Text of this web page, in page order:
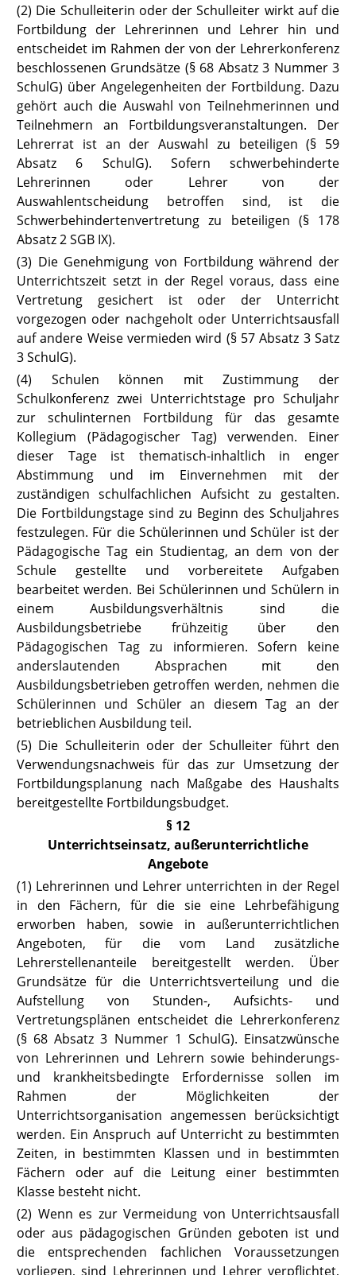
(2) Die Schulleiterin oder der Schulleiter wirkt auf die
Fortbildung der Lehrerinnen und Lehrer hin und
entscheidet im Rahmen der von der Lehrerkonferenz
beschlossenen Grundsätze (§ 68 Absatz 3 Nummer 3
SchulG) über Angelegenheiten der Fortbildung. Dazu
gehört auch die Auswahl von Teilnehmerinnen und
Teilnehmern an Fortbildungsveranstaltungen. Der
Lehrerrat ist an der Auswahl zu beteiligen(§ 59
Absatz 6 SchulG). Sofern schwerbehinderte
Lehrerinnen oder Lehrer von der
Auswahlentscheidung betroffen sind, ist die
Schwerbehindertenvertretung zu beteiligen (§ 178
Absatz 2 SGB IX).
(3) Die Genehmigung von Fortbildung während der
Unterrichtszeit setzt in der Regel voraus, dass eine
Vertretung gesichert ist oder der Unterricht
vorgezogen oder nachgeholt oder Unterrichtsausfall
auf andere Weise vermieden wird (§ 57 Absatz 3 Satz
3 SchulG).
(4) Schulen können mit Zustimmung der
Schulkonferenz zwei Unterrichtstage pro Schuljahr
zur schulinternen Fortbildung für das gesamte
Kollegium (Pädagogischer Tag) verwenden. Einer
dieser Tage ist thematisch-inhaltlich in enger
Abstimmung und im Einvernehmen mit der
zuständigen schulfachlichen Aufsicht zu gestalten.
Die Fortbildungstage sind zu Beginn des Schuljahres
festzulegen. Für die Schülerinnen und Schüler ist der
Pädagogische Tag ein Studientag, an dem von der
Schule gestellte und vorbereitete Aufgaben
bearbeitet werden. Bei Schülerinnen und Schülern in
einem Ausbildungsverhältnis sind die
Ausbildungsbetriebe frühzeitig über den
Pädagogischen Tag zu informieren. Sofern keine
anderslautenden Absprachen mit den
Ausbildungsbetrieben getroffen werden, nehmen die
Schülerinnen und Schüler an diesem Tag an der
betrieblichen Ausbildung teil.
(5) Die Schulleiterin oder der Schulleiter führt den
Verwendungsnachweis für das zur Umsetzung der
Fortbildungsplanung nach Maßgabe des Haushalts
bereitgestellte Fortbildungsbudget.
§ 12
Unterrichtseinsatz, außerunterrichtliche
Angebote
(1) Lehrerinnen und Lehrer unterrichten in der Regel
in den Fächern, für die sie eine Lehrbefähigung
erworben haben, sowie in außerunterrichtlichen
Angeboten, für die vom Land zusätzliche
Lehrerstellenanteile bereitgestellt werden. Über
Grundsätze für die Unterrichtsverteilung und die
Aufstellung von Stunden-, Aufsichts- und
Vertretungsplänen entscheidet die Lehrerkonferenz
(§ 68 Absatz 3 Nummer 1 SchulG). Einsatzwünsche
von Lehrerinnen und Lehrern sowie behinderungs-
und krankheitsbedingte Erfordernisse sollen im
Rahmen der Möglichkeiten der
Unterrichtsorganisation angemessen berücksichtigt
werden. Ein Anspruch auf Unterricht zu bestimmten
Zeiten, in bestimmten Klassen und in bestimmten
Fächern oder auf die Leitung einer bestimmten
Klasse besteht nicht.
(2) Wenn es zur Vermeidung von Unterrichtsausfall
oder aus pädagogischen Gründen geboten ist und
die entsprechenden fachlichen Voraussetzungen
vorliegen, sind Lehrerinnen und Lehrer verpflichtet,